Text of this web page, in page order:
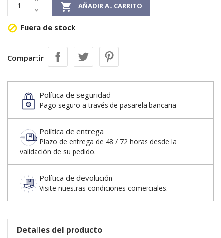
 AÑADIR AL CARRITO
 Fuera de stock
Compartir
Política de seguridad
Pago seguro a través de pasarela bancaria
Política de entrega
Plazo de entrega de 48 / 72 horas desde la
validación de su pedido.
Política de devolución
Visite nuestras condiciones comerciales.
Detalles del producto